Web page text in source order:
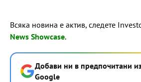
Всяка новина е актив, следете
News Showcase.
Добави ни в предпочитани
Google